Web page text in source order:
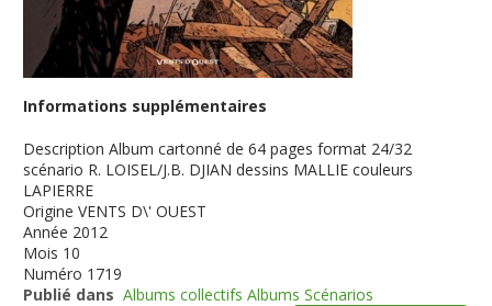
Informations supplémentaires
Description Album cartonné de 64 pages format 24/32
scénario R. LOISEL/J.B. DJIAN dessins MALLIE couleurs
LAPIERRE
Origine VENTS D\' OUEST
Année 2012
Mois 10
Numéro 1719
Publié dans Albums collectifs Albums Scénarios